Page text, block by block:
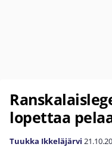
lopettaa
Tuukka Ikkeläjärvi